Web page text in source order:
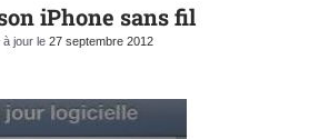
iPhone sans fil
à jour le 27 septembre 2012